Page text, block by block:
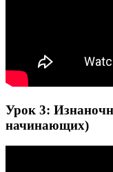
Урок 3:
начинающих)